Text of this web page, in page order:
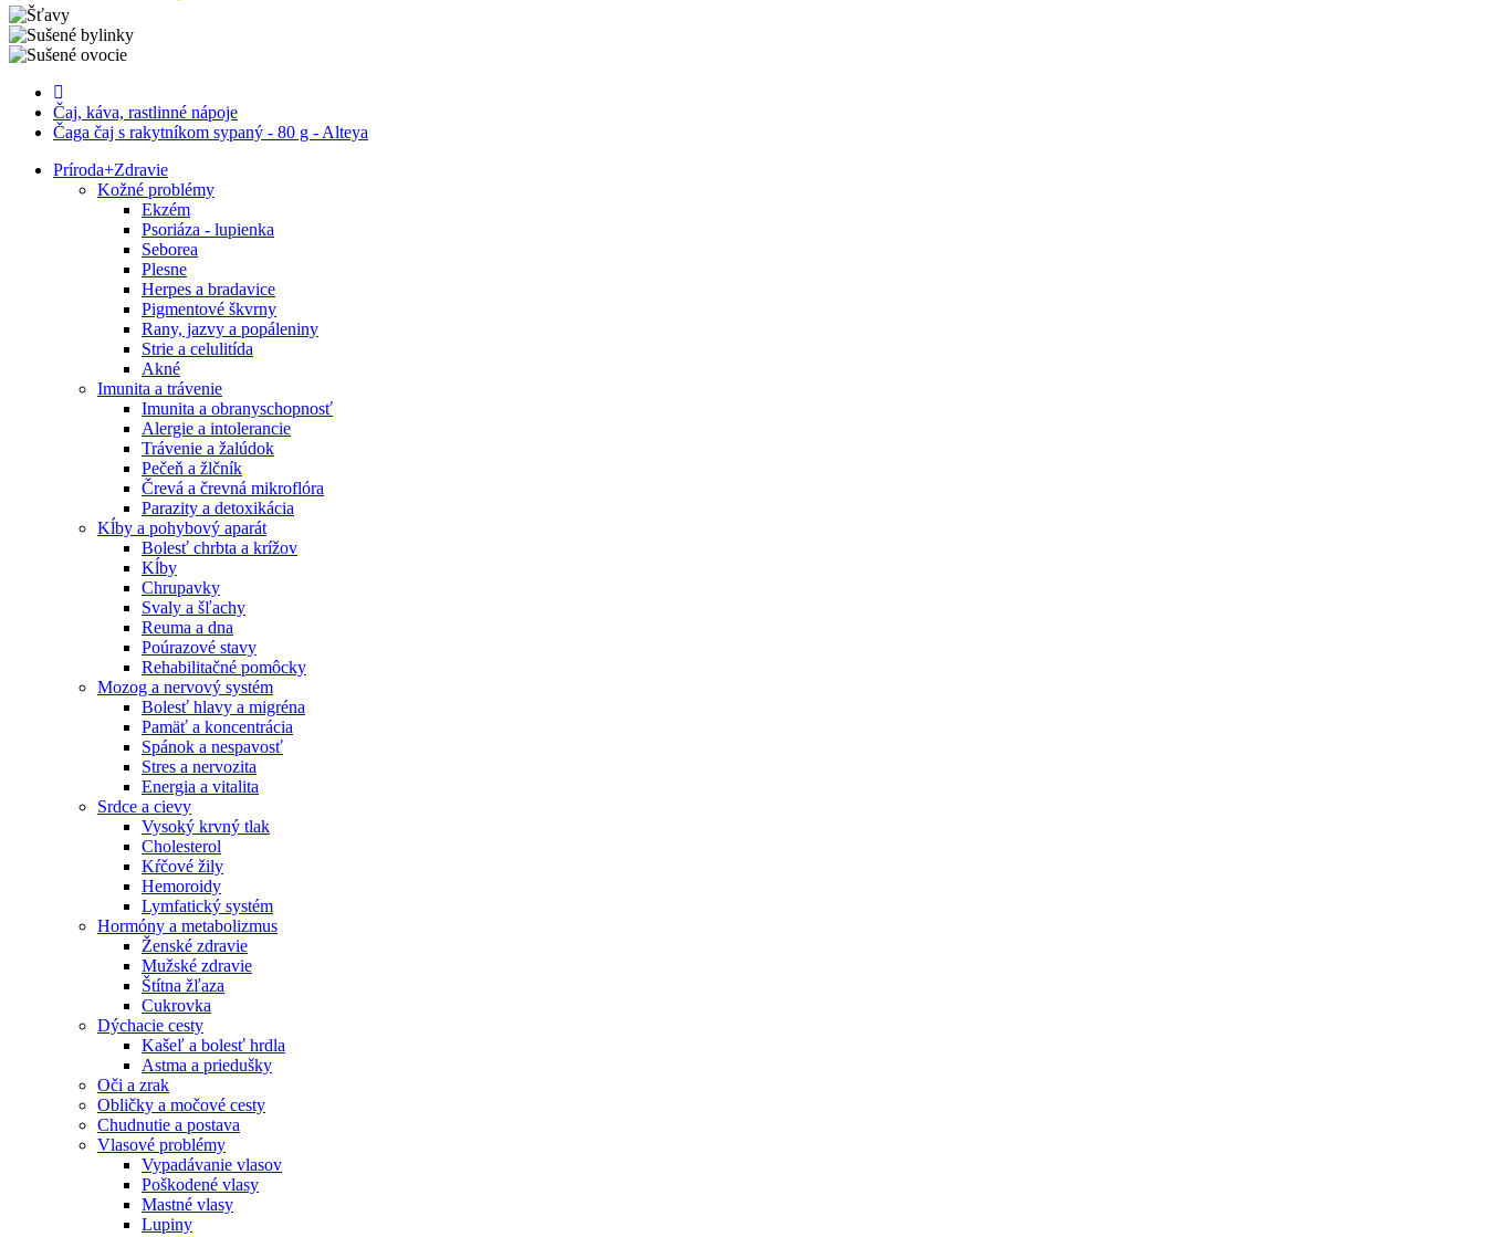
Čaj, káva, rastlinné nápoje
Čaga čaj s rakytníkom sypaný - 80 g - Alteya
Príroda+Zdravie
Kožné problémy
Ekzém
Psoriáza - lupienka
Seborea
Plesne
Herpes a bradavice
Pigmentové škvrny
Rany, jazvy a popáleniny
Strie a celulitída
Akné
Imunita a trávenie
Imunita a obranyschopnosť
Alergie a intolerancie
Trávenie a žalúdok
Pečeň a žlčník
Črevá a črevná mikroflóra
Parazity a detoxikácia
Kĺby a pohybový aparát
Bolesť chrbta a krížov
Kĺby
Chrupavky
Svaly a šľachy
Reuma a dna
Poúrazové stavy
Rehabilitačné pomôcky
Mozog a nervový systém
Bolesť hlavy a migréna
Pamäť a koncentrácia
Spánok a nespavosť
Stres a nervozita
Energia a vitalita
Srdce a cievy
Vysoký krvný tlak
Cholesterol
Kŕčové žily
Hemoroidy
Lymfatický systém
Hormóny a metabolizmus
Ženské zdravie
Mužské zdravie
Štítna žľaza
Cukrovka
Dýchacie cesty
Kašeľ a bolesť hrdla
Astma a priedušky
Oči a zrak
Obličky a močové cesty
Chudnutie a postava
Vlasové problémy
Vypadávanie vlasov
Poškodené vlasy
Mastné vlasy
Lupiny